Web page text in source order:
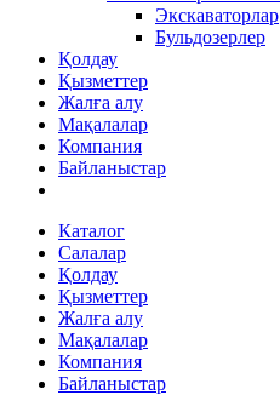
Экскаваторлар
Бульдозерлер
Қолдау
Қызметтер
Жалға алу
Мақалалар
Компания
Байланыстар
Каталог
Салалар
Қолдау
Қызметтер
Жалға алу
Мақалалар
Компания
Байланыстар